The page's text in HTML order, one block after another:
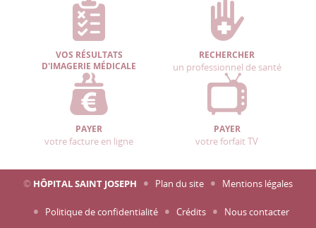
VOS RÉSULTATS
D'IMAGERIE MÉDICALE
RECHERCHER
un professionnel de santé
PAYER
votre facture en ligne
PAYER
votre forfait TV
© HÔPITAL SAINT JOSEPH Plan du site Mentions légales
Politique de confidentialité Crédits Nous contacter